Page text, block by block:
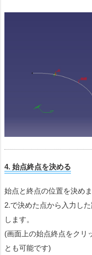
4. 始点終点を決める
始点と終点の位置を決めま
2.で決めた点から入力し
します。
(画面上の始点終点をクリ
とも可能です)